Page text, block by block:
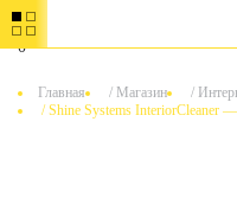
0
Главная / Магазин /
/Shine Systems InteriorCleaner —